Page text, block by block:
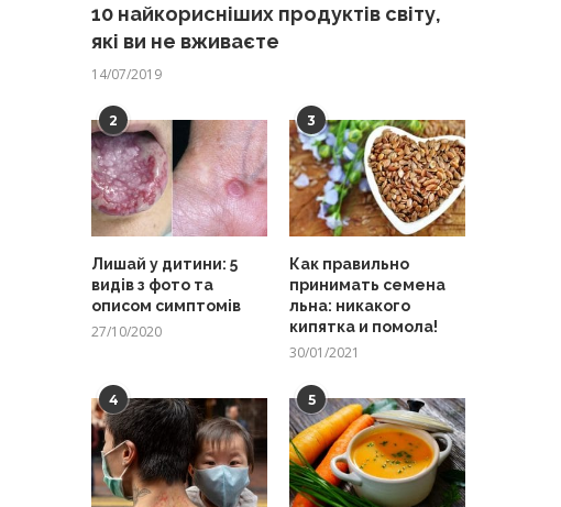
10 найкорисніших продуктів світу,
які ви не вживаєте
14/07/2019
2
Лишай у дитини: 5
видів з фото та
описом симптомів
27/10/2020
3
Как правильно
принимать семена
льна: никакого
кипятка и помола!
30/01/2021
4 5